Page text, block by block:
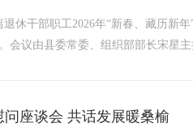
休干部职工2026年“新春、藏历新
会议由县委常委、组织部部长宋星
问座谈会 共话发展暖桑榆